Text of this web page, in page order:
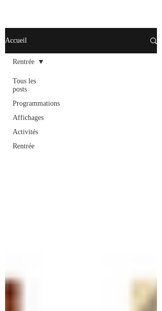
Accueil
Tous les
posts
Programmations
Affichages
Activités
Rentrée
Rentrée